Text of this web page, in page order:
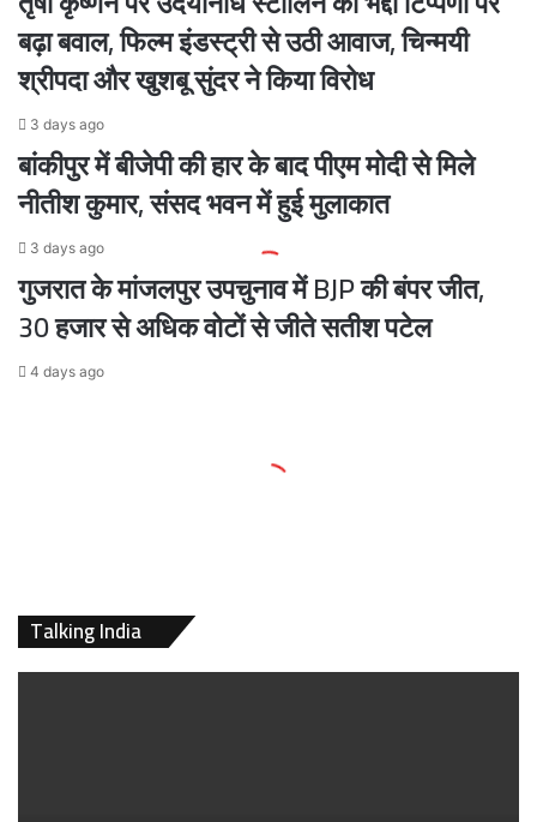
बढ़ा बवाल, फिल्म इंडस्ट्री से उठी आवाज, चिन्मयी
श्रीपदा और खुशबू सुंदर ने किया विरोध
3 days ago
बांकीपुर में बीजेपी की हार के बाद पीएम मोदी से मिले
नीतीश कुमार, संसद भवन में हुई मुलाकात
3 days ago
गुजरात के मांजलपुर उपचुनाव में BJP की बंपर जीत,
30 हजार से अधिक वोटों से जीते सतीश पटेल
4 days ago
Talking India